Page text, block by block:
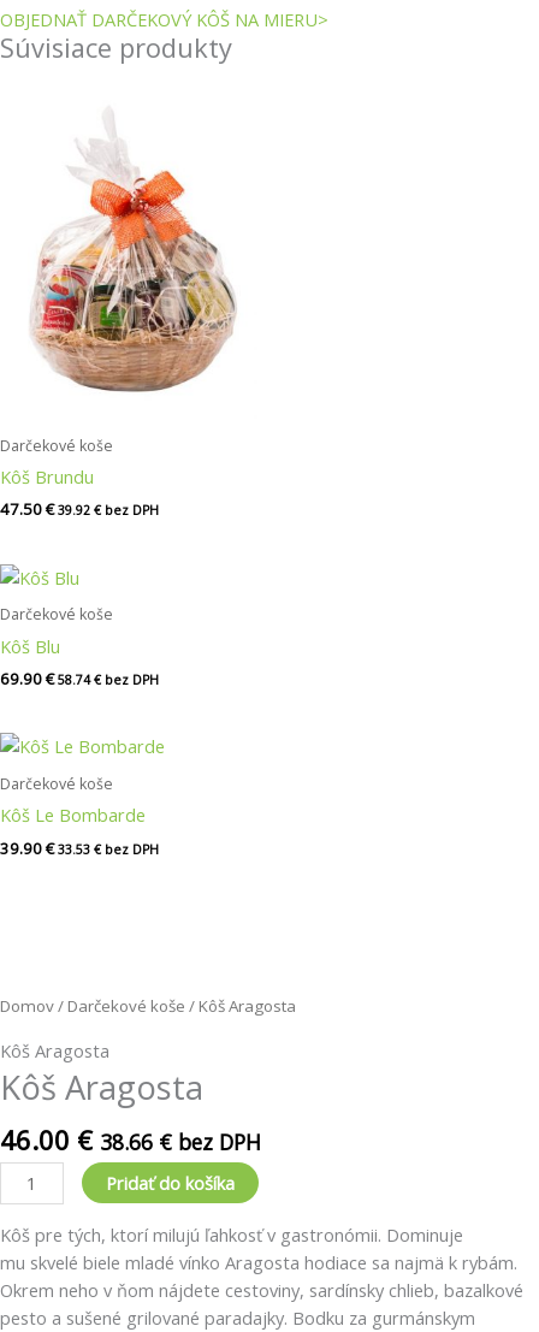
OBJEDNAŤ DARČEKOVÝ KÔŠ NA MIERU>
Súvisiace produkty
Darčekové koše
Kôš Brundu
47.50€ 39.92 €bez DPH
Darčekové koše
Kôš Blu
69.90€ 58.74€bez DPH
Darčekové koše
Kôš Le Bombarde
39.90€ 33.53 €bez DPH
Domov/ Darčekové koše / Kôš Aragosta
Kôš Aragosta
Kôš Aragosta
46.00 € 38.66 € bez DPH
Pridať do košíka
Kôš pre tých, ktorí milujú ľahkosť v gastronómii. Dominuje
mu skvelé biele mladé vínko Aragosta hodiace sa najmä k rybám.
Okrem neho v ňom nájdete cestoviny, sardínsky chlieb, bazalkové
pesto a sušené grilované paradajky. Bodku za gurmánskym